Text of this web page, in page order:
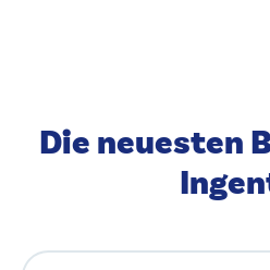
Die neuesten